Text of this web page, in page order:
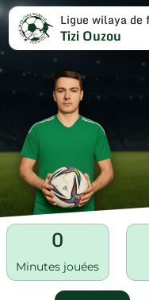
Ligue wilaya
Tizi Ouzou
0
Minutes jouées